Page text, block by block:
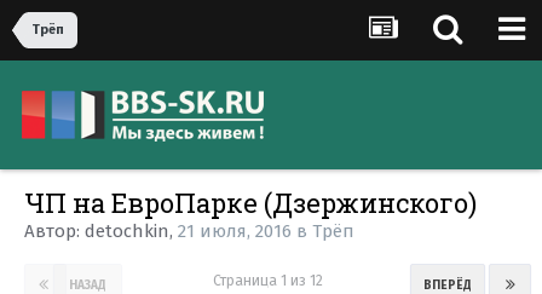
Трёп
ЧП на ЕвроПарке (Дзержинского)
Автор: detochkin, 21 июля, 2016 в Трёп
НАЗАД ВПЕРЁД
Страница 1 из 12